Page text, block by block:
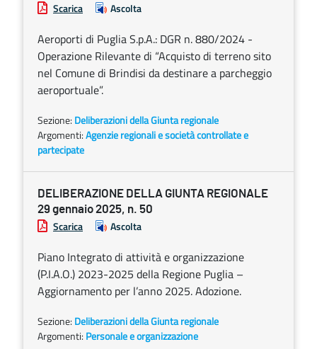
Scarica Ascolta
Aeroporti di Puglia S.p.A.: DGR n. 880/2024 -
Operazione Rilevante di “Acquisto di terreno sito
nel Comune di Brindisi da destinare a parcheggio
aeroportuale”.
Sezione: Deliberazioni della Giunta regionale
Argomenti:Agenzie regionali e società controllate e
partecipate
DELIBERAZIONE DELLA GIUNTA REGIONALE
29 gennaio 2025, n. 50
Scarica Ascolta
Piano Integrato di attività e organizzazione
(P.I.A.O.) 2023-2025 della Regione Puglia –
Aggiornamento per l’anno 2025. Adozione.
Sezione: Deliberazioni della Giunta regionale
Argomenti: Personale e organizzazione